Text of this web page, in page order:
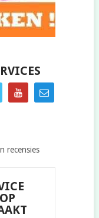
recensies